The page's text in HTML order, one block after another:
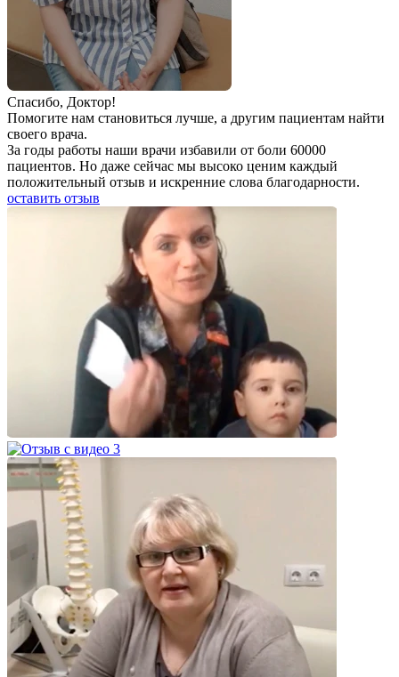
Спаcибо, Доктор!
Помогите нам становиться лучше, а другим пациентам найти
своего врача.
За годы работы наши врачи избавили от боли 60000
пациентов. Но даже сейчас мы высоко ценим каждый
положительный отзыв и искренние слова благодарности.
оставить отзыв